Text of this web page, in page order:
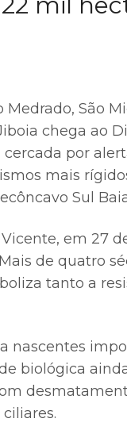
São
chega ao
por
mais
Sul
em 27
de quatro
tanto a
nascentes
biológica